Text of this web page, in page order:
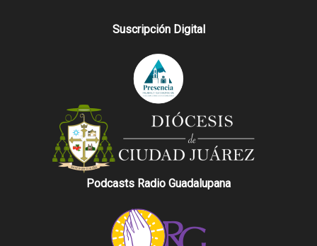
Suscripción Digital
Podcasts Radio Guadalupana